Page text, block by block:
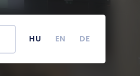
HU EN DE
Akademischer Kalender